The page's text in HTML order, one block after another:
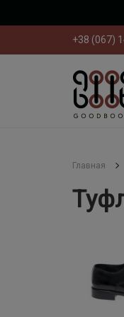
+38 (067)
Главная